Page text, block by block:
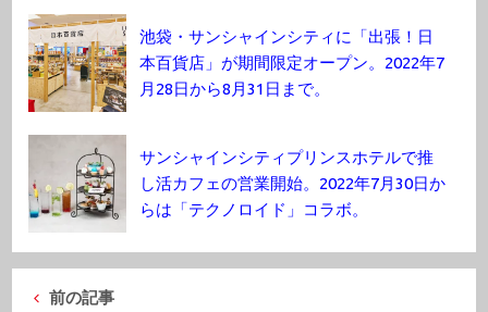
池袋・サンシャインシティに「出張！日
本百貨店」が期間限定オープン。2022年7
月28日から8月31日まで。
サンシャインシティプリンスホテルで推
し活カフェの営業開始。2022年7月30日か
らは「テクノロイド」コラボ。
前の記事